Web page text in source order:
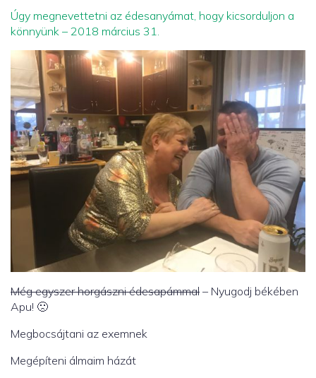
Úgy megnevettetni az édesanyámat, hogy kicsorduljon a
könnyünk – 2018 március 31.
Még egyszer horgászni édesapámmal – Nyugodj békében
Apu! 🙁
Megbocsájtani az exemnek
Megépíteni álmaim házát